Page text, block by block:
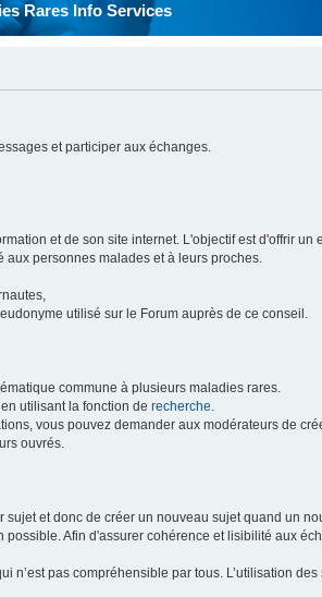
Rares Info Services
et participer aux échanges.
et de son site internet. L'objectif est d'offrir
personnes malades et à leurs proches.
utilisé sur le Forum auprès de ce conseil.
commune à plusieurs maladies rares.
utilisant la fonction de recherche.
vous pouvez demander aux modérateurs de
ouvrés.
et donc de créer un nouveau sujet quand un
Afin d'assurer cohérence et lisibilité aux
pas compréhensible par tous. L’utilisation